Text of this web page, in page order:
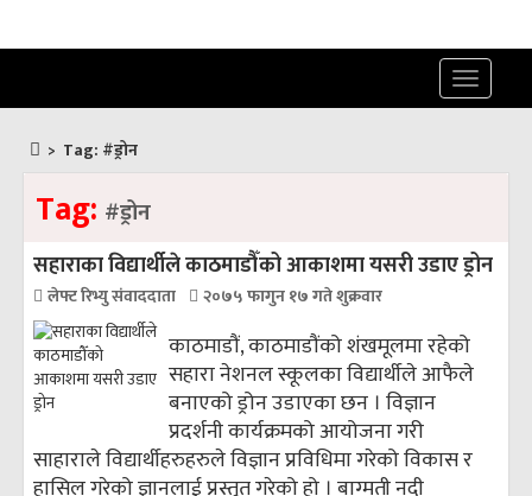
Toggle
> Tag: #ड्रोन
Tag: #ड्रोन
सहाराका विद्यार्थीले काठमाडौँको आकाशमा यसरी उडाए ड्रोन
लेफ्ट रिभ्यु संवाददाता २०७५ फागुन १७ गते शुक्रवार
काठमाडौं, काठमाडौंको शंखमूलमा रहेको
सहारा नेशनल स्कूलका विद्यार्थीले आफैले
बनाएको ड्रोन उडाएका छन । विज्ञान
प्रदर्शनी कार्यक्रमको आयोजना गरी
साहाराले विद्यार्थीहरुहरुले विज्ञान प्रविधिमा गरेको विकास र
हासिल गरेको ज्ञानलाई प्रस्तुत गरेको हो । बाग्मती नदी